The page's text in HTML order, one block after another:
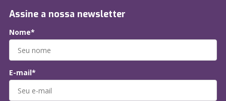
Assine a nossa newsletter
Nome*
E-mail*